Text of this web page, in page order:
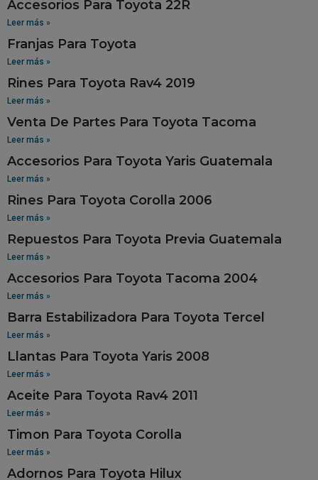
Accesorios Para Toyota 22R
Leer más »
Franjas Para Toyota
Leer más »
Rines Para Toyota Rav4 2019
Leer más »
Venta De Partes Para Toyota Tacoma
Leer más »
Accesorios Para Toyota Yaris Guatemala
Leer más »
Rines Para Toyota Corolla 2006
Leer más »
Repuestos Para Toyota Previa Guatemala
Leer más »
Accesorios Para Toyota Tacoma 2004
Leer más »
Barra Estabilizadora Para Toyota Tercel
Leer más »
Llantas Para Toyota Yaris 2008
Leer más »
Aceite Para Toyota Rav4 2011
Leer más »
Timon Para Toyota Corolla
Leer más »
Adornos Para Toyota Hilux